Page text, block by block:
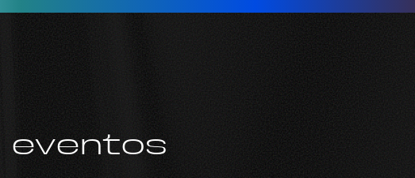
eventos